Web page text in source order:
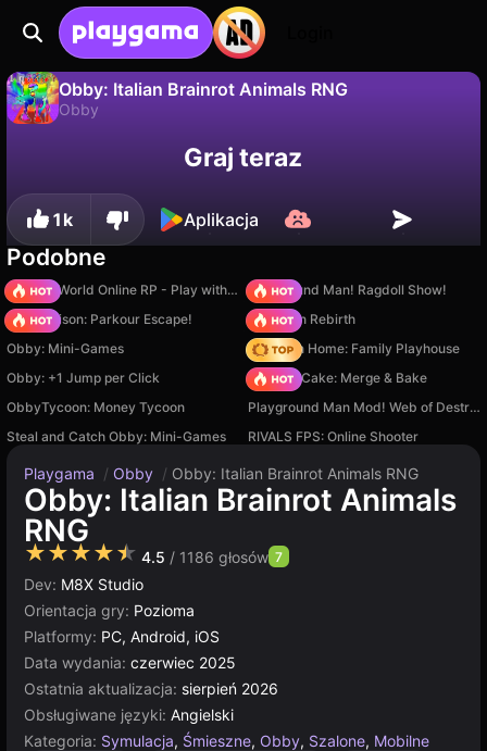
Obby: Italian Brainrot Animals RNG
Obby
Zapisz postępy! Nie
Graj teraz
1k Aplikacja
Podobne
Sprunki World Online RP - Play with Friends!
Playground Man! Ragdoll Show!
Barry Prison: Parkour Escape!
Stickman Rebirth
Obby: Mini-Games
My Town Home: Family Playhouse
Obby: +1 Jump per Click
Piece of Cake: Merge & Bake
ObbyTycoon: Money Tycoon
Playground Man Mod! Web of Destruction!
Steal and Catch Obby: Mini-Games
RIVALS FPS: Online Shooter
Playgama / Obby / Obby: Italian Brainrot Animals RNG
Obby: Italian Brainrot Animals
RNG
★★★★★ 4.5 / 1186 głosów 7
Dev: M8X Studio
Orientacja gry: Pozioma
Platformy: PC, Android, iOS
Data wydania: czerwiec 2025
Ostatnia aktualizacja: sierpień 2026
Obsługiwane języki: Angielski
Kategoria: Symulacja, Śmieszne, Obby, Szalone, Mobilne